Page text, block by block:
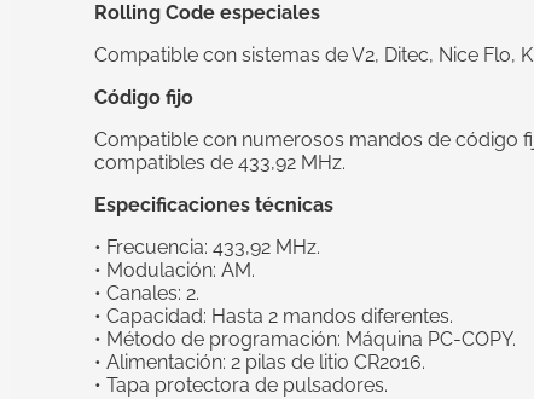
Rolling Code especiales
Compatible con sistemas de V2, Ditec, Nice Flo,
Código fijo
Compatible con numerosos mandos de código
compatibles de 433,92 MHz.
Especificaciones técnicas
• Frecuencia: 433,92 MHz.
• Modulación: AM.
• Canales: 2.
• Capacidad: Hasta 2 mandos diferentes.
• Método de programación: Máquina PC-COPY.
• Alimentación: 2 pilas de litio CR2016.
• Tapa protectora de pulsadores.